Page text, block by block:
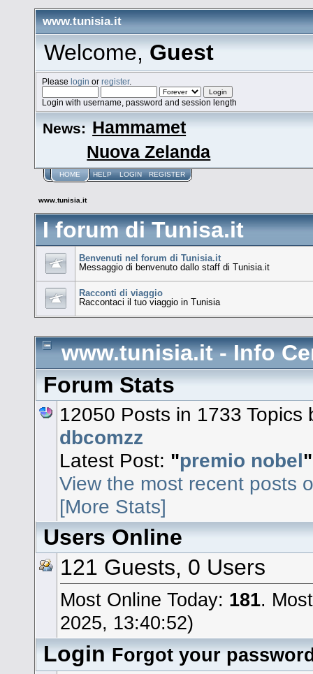
www.tunisia.it
Welcome,Guest
Pleaselogin orregister.
Login with username, password and session length
News: Hammamet
Nuova Zelanda
HOME HELP LOGIN REGISTER
www.tunisia.it
I forum di Tunisa.it
Benvenuti nel forum di Tunisia.it
Messaggio di benvenuto dallo staff di Tunisia.it
Racconti di viaggio
Raccontaci il tuo viaggio in Tunisia
www.tunisia.it - Info
Forum Stats
12050 Posts in 1733
dbcomzz
Latest Post: "premio nobel"
View the most recent posts
[More Stats]
Users Online
121 Guests, 0 Users
Most Online Today: 181.
2025, 13:40:52)
LoginForgot your